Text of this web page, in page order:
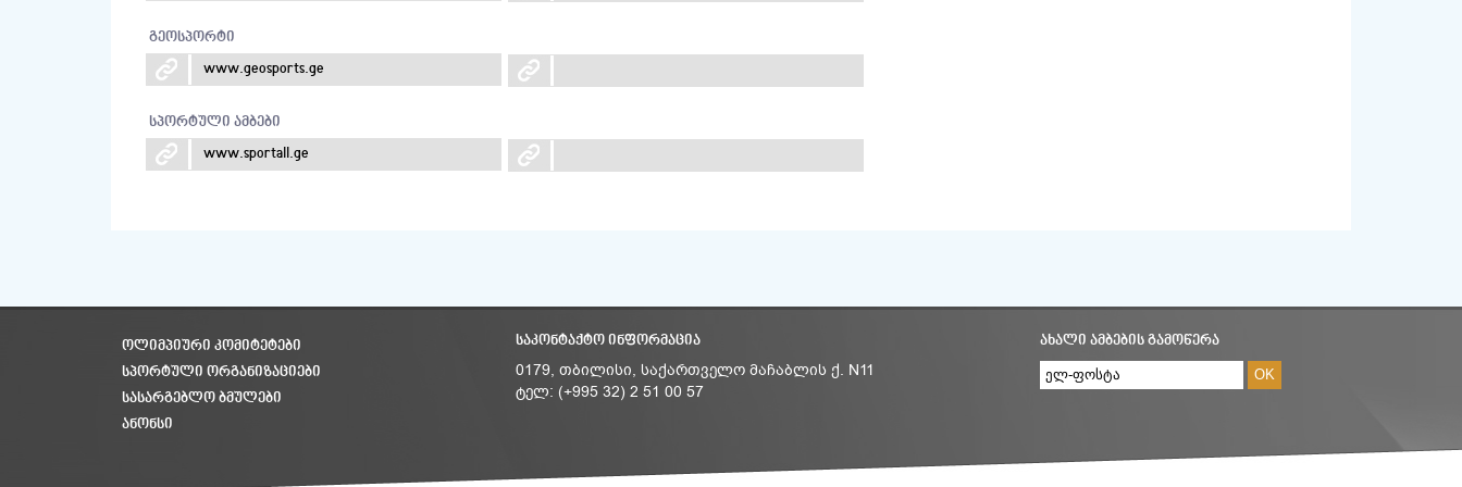
გეოსპორტი
www.geosports.ge
სპორტული ამბები
www.sportall.ge
ᲝᲚᲘᲛᲞᲘᲣᲠᲘ ᲙᲝᲛᲘᲢᲔᲢᲔᲑᲘ
ᲡᲞᲝᲠᲢᲣᲚᲘ ᲝᲠᲒᲐᲜᲘᲖᲐᲪᲘᲔᲑᲘ
ᲡᲐᲡᲐᲠᲒᲔᲑᲚᲝ ᲑᲛᲣᲚᲔᲑᲘ
ᲐᲜᲝᲜᲡᲘ
ᲡᲐᲙᲝᲜᲢᲐᲥᲢᲝ ᲘᲜᲤᲝᲠᲛᲐᲪᲘᲐ
0179, თბილისი, საქართველო მაჩაბლის ქ. N11
ტელ: (+995 32) 2 51 00 57
ᲐᲮᲐᲚᲘ ᲐᲛᲑᲔᲑᲘᲡ ᲒᲐᲛᲝᲬᲔᲠᲐ